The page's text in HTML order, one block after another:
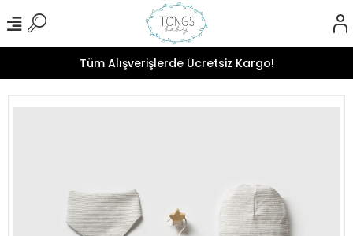
Tüm Alışverişlerde Ücretsiz Kargo!